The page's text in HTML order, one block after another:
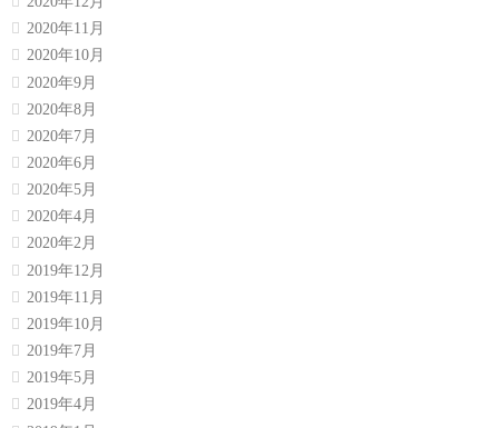
2020年11月
2020年10月
2020年9月
2020年8月
2020年7月
2020年6月
2020年5月
2020年4月
2020年2月
2019年12月
2019年11月
2019年10月
2019年7月
2019年5月
2019年4月